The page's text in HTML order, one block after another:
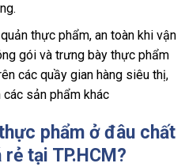
thực phẩm, an toàn khi vận
gói và trưng bày thực phẩm
các quầy gian hàng siêu thị,
sản phẩm khác
phẩm ở đâu chất
tại TP.HCM?